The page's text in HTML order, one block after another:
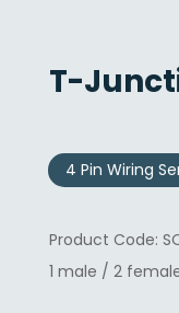
T-
4 Pin Wiring
1 male / 2